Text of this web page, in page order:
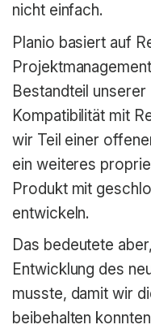
nicht einfach.
Planio basiert auf
Bestandteil
Kompatibilität mit
wir Teil einer
ein weiteres
Produkt mit
entwickeln.
Das bedeutete
Entwicklung des
musste, damit wir
beibehalten